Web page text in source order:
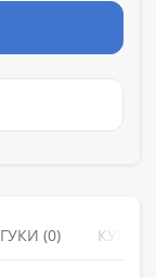
(0)